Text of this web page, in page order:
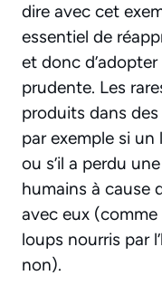
dire avec cet
essentiel de
et donc
prudente. Les
produits dans
par exemple si
ou s’il a perdu
humains à cause
avec eux
loups nourris par
non).